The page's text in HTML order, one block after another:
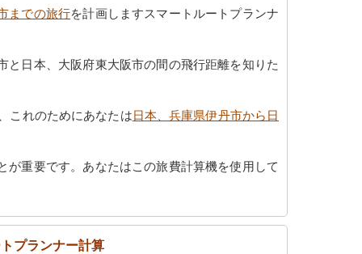
までの旅行を計画しますスマートルートプランナ
日本、大阪府東大阪市の間の飛行距離を知りた
これのためにあなたは日本、兵庫県伊丹市から日
重要です。あなたはこの旅費計算機を使用して
プランナー計算